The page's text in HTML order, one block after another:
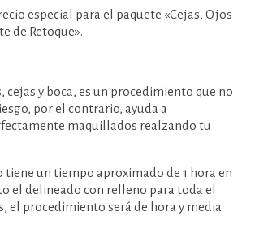
especial para el paquete «Cejas, Ojos
de Retoque».
cejas y boca, es un procedimiento que no
por el contrario, ayuda a
maquillados realzando tu
tiene un tiempo aproximado de 1 hora en
el delineado con relleno para toda el
el procedimiento será de hora y media.